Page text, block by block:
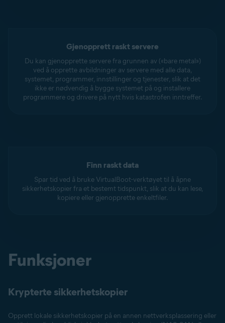
Gjenopprett raskt servere
Du kan gjenopprette servere fra grunnen av («bare metal»)
ved å opprette avbildninger av servere med alle data,
systemet, programmer, innstillinger og tjenester, slik at det
ikke er nødvendig å bygge systemet på og installere
programmere og drivere på nytt hvis katastrofen inntreffer.
Finn raskt data
Spar tid ved å bruke VirtualBoot-verktøyet til å åpne
sikkerhetskopier fra et bestemt tidspunkt, slik at du kan lese,
kopiere eller gjenopprette enkeltfiler.
Funksjoner
Krypterte sikkerhetskopier
Opprett lokale sikkerhetskopier på en annen nettverksplassering eller